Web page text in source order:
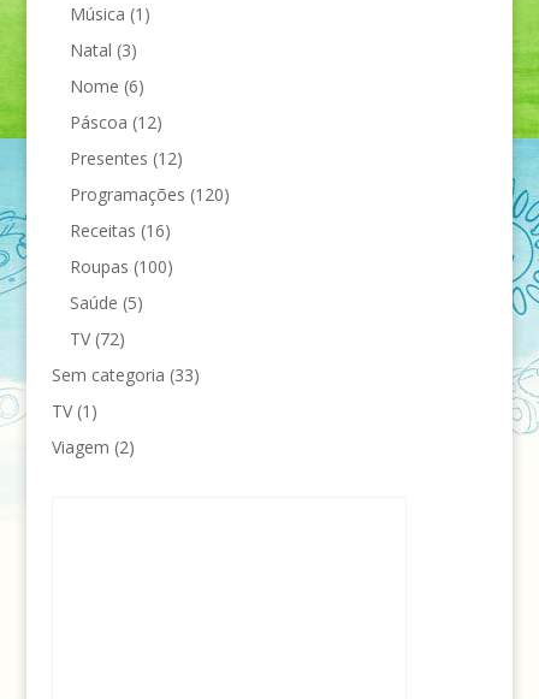
Música (1)
Natal (3)
Nome (6)
Páscoa (12)
Presentes (12)
Programações (120)
Receitas (16)
Roupas (100)
Saúde (5)
TV(72)
Sem categoria (33)
TV(1)
Viagem (2)